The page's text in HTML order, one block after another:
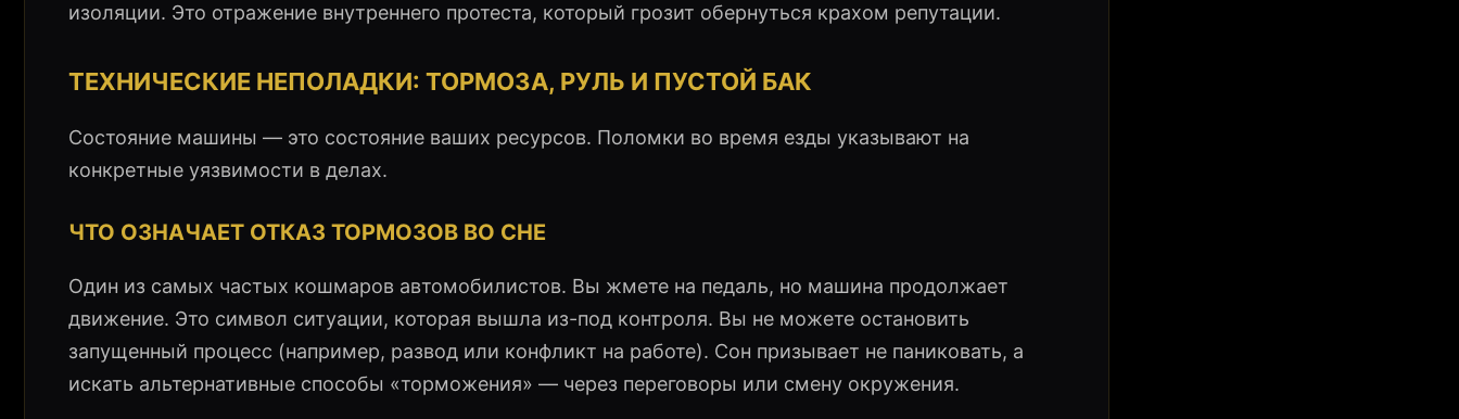
изоляции. Это отражение внутреннего протеста, который грозит обернуться крахом репутации.
ТЕХНИЧЕСКИЕ НЕПОЛАДКИ: ТОРМОЗА, РУЛЬ И ПУСТОЙ БАК
Состояние машины — это состояние ваших ресурсов. Поломки во время езды указывают на
конкретные уязвимости в делах.
ЧТО ОЗНАЧАЕТ ОТКАЗ ТОРМОЗОВ ВО СНЕ
Один из самых частых кошмаров автомобилистов. Вы жмете на педаль, но машина продолжает
движение. Это символ ситуации, которая вышла из-под контроля. Вы не можете остановить
запущенный процесс (например, развод или конфликт на работе). Сон призывает не паниковать, а
искать альтернативные способы «торможения» — через переговоры или смену окружения.